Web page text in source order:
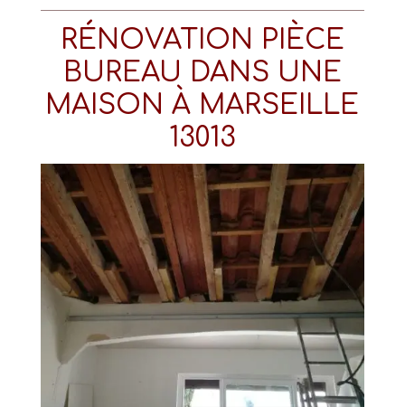
RÉNOVATION PIÈCE
BUREAU DANS UNE
MAISON À MARSEILLE
13013